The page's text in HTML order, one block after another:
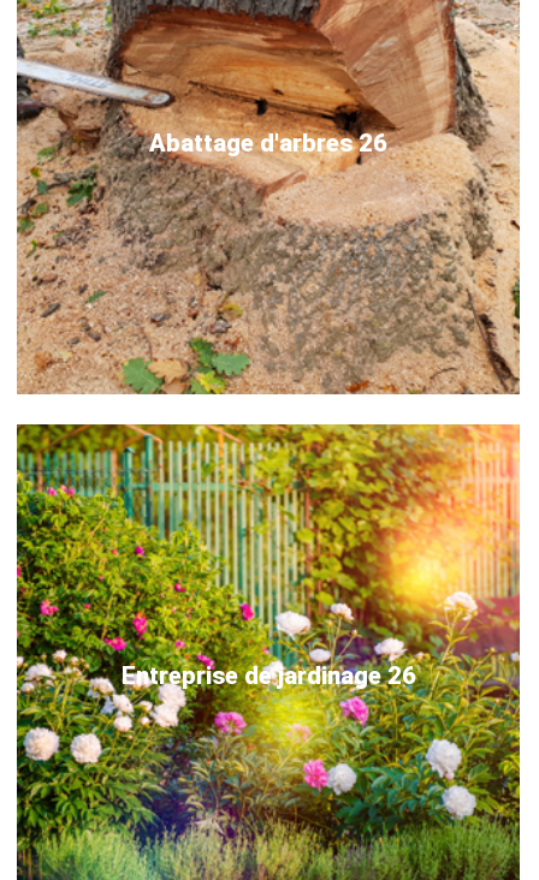
Abattage d'arbres 26
Entreprise de jardinage 26